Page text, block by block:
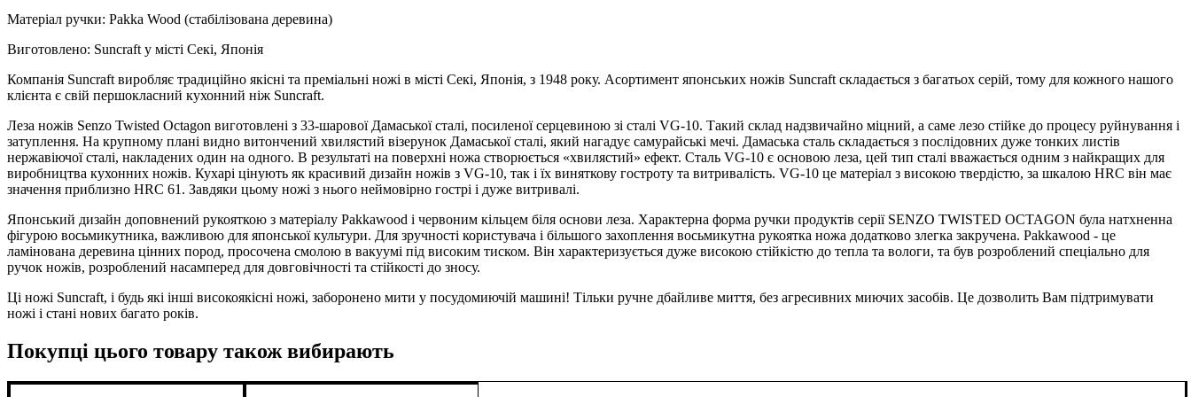
Матеріал ручки: Pakka Wood (стабілізована деревина)
Виготовлено: Suncraft у місті Секі, Японія
Компанія Suncraft виробляє традиційно якісні та преміальні ножі в місті Секі, Японія, з 1948 року. Асортимент японських ножів Suncraft складається з багатьох серій, тому для кожного нашого
клієнта є свій першокласний кухонний ніж Suncraft.
Леза ножів Senzo Twisted Octagon виготовлені з 33-шарової Дамаської сталі, посиленої серцевиною зі сталі VG-10. Такий склад надзвичайно міцний, а саме лезо стійке до процесу руйнування і
затуплення. На крупному плані видно витончений хвилястий візерунок Дамаської сталі, який нагадує самурайські мечі. Дамаська сталь складається з послідовних дуже тонких листів
нержавіючої сталі, накладених один на одного. В результаті на поверхні ножа створюється «хвилястий» ефект. Сталь VG-10 є основою леза, цей тип сталі вважається одним з найкращих для
виробництва кухонних ножів. Кухарі цінують як красивий дизайн ножів з VG-10, так і їх виняткову гостроту та витривалість. VG-10 це матеріал з високою твердістю, за шкалою HRC він має
значення приблизно HRC 61. Завдяки цьому ножі з нього неймовірно гострі і дуже витривалі.
Японський дизайн доповнений рукояткою з матеріалу Pakkawood і червоним кільцем біля основи леза. Характерна форма ручки продуктів серії SENZO TWISTED OCTAGON була натхненна
фігурою восьмикутника, важливою для японської культури. Для зручності користувача і більшого захоплення восьмикутна рукоятка ножа додатково злегка закручена. Pakkawood - це
ламінована деревина цінних пород, просочена смолою в вакуумі під високим тиском. Він характеризується дуже високою стійкістю до тепла та вологи, та був розроблений спеціально для
ручок ножів, розроблений насамперед для довговічності та стійкості до зносу.
Ці ножі Suncraft, і будь які інші високоякісні ножі, заборонено мити у посудомиючій машині! Тільки ручне дбайливе миття, без агресивних миючих засобів. Це дозволить Вам підтримувати
ножі і стані нових багато років.
Покупці цього товару також вибирають